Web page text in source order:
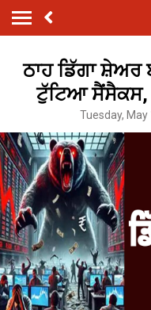
ਠਾਹ ਡਿੱਗਾ ਸ਼ੇਅਰ
ਟੁੱਟਿਆ ਸੈਂਸੈਕਸ,
Tuesday, May